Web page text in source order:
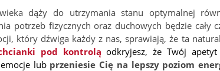
dąży do utrzymania stanu optymalnej
potrzeb fizycznych oraz duchowych będzie cały
który dźwiga każdy z nas, sprawiają, że ta
pod kontrolą odkryjesz, że Twój
lub przeniesie Cię na lepszy poziom